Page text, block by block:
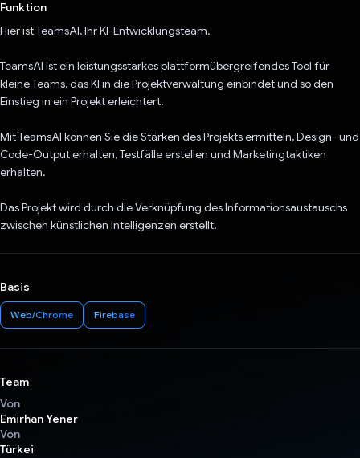
Funktion
Hier ist TeamsAI, Ihr KI-Entwicklungsteam.
TeamsAI ist ein leistungsstarkes plattformübergreifendes Tool für
kleine Teams, das KI in die Projektverwaltung einbindet und so den
Einstieg in ein Projekt erleichtert.
Mit TeamsAI können Sie die Stärken des Projekts ermitteln, Design- und
Code-Output erhalten, Testfälle erstellen und Marketingtaktiken
erhalten.
Das Projekt wird durch die Verknüpfung des Informationsaustauschs
zwischen künstlichen Intelligenzen erstellt.
Basis
Web/Chrome Firebase
Team
Von
Emirhan Yener
Von
Türkei